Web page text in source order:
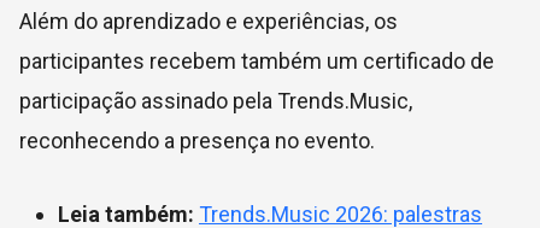
Além do aprendizado e experiências, os
participantes recebem também um certificado de
participação assinado pela Trends.Music,
reconhecendo a presença no evento.
Leia também: Trends.Music 2026: palestras